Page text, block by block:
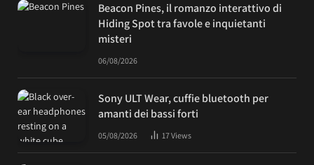
Beacon Pines, il romanzo interattivo di
Hiding Spot tra favole e inquietanti
misteri
06/08/2026
Sony ULT Wear, cuffie bluetooth per
amanti dei bassi forti
05/08/2026 17Views